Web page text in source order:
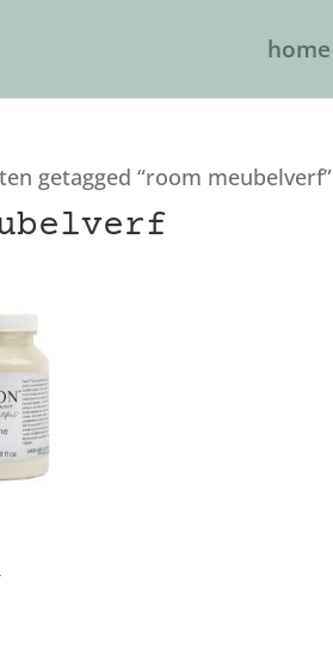
home
getagged “room meubelverf”